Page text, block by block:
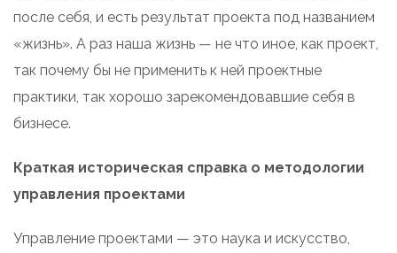
после себя, и есть результат проекта под названием
«жизнь». А раз наша жизнь — не что иное, как проект,
так почему бы не применить к ней проектные
практики, так хорошо зарекомендовавшие себя в
бизнесе.
Краткая историческая справка о методологии
управления проектами
Управление проектами — это наука и искусство,